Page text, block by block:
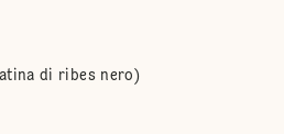
di ribes nero)